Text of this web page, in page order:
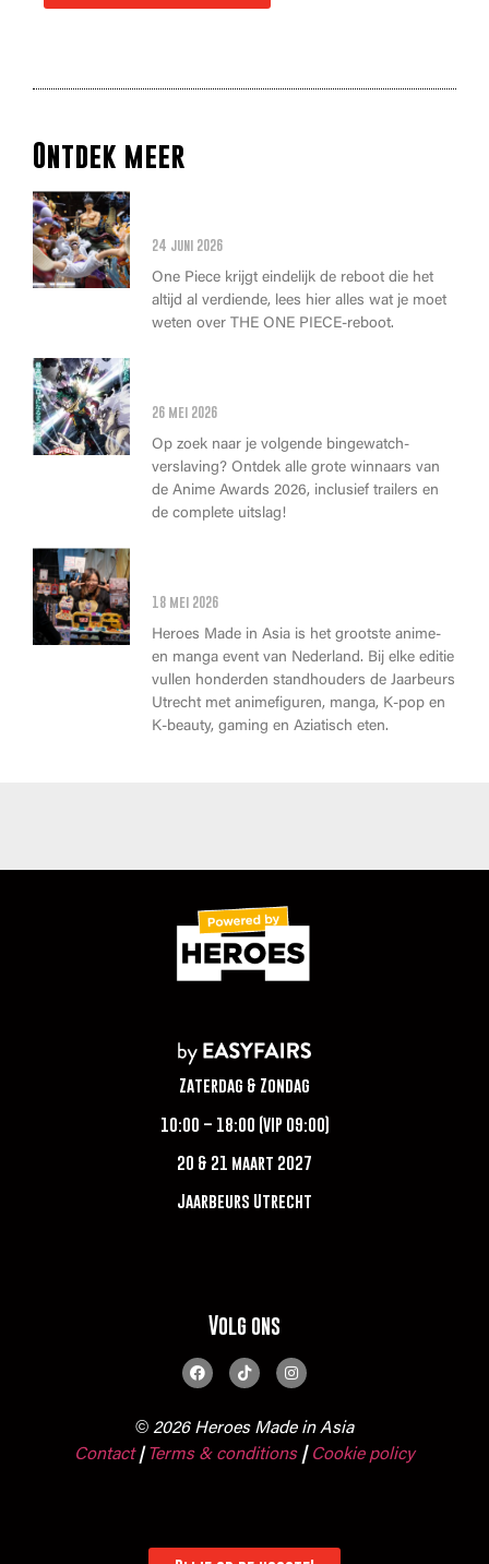
Ontdek meer
24 juni 2026
One Piece krijgt eindelijk de reboot die het
altijd al verdiende, lees hier alles wat je moet
weten over THE ONE PIECE-reboot.
26 mei 2026
Op zoek naar je volgende bingewatch-
verslaving? Ontdek alle grote winnaars van
de Anime Awards 2026, inclusief trailers en
de complete uitslag!
18 mei 2026
Heroes Made in Asia is het grootste anime-
en manga event van Nederland. Bij elke editie
vullen honderden standhouders de Jaarbeurs
Utrecht met animefiguren, manga, K-pop en
K-beauty, gaming en Aziatisch eten.
Zaterdag & Zondag
10:00 – 18:00 (VIP 09:00)
20 & 21 maart 2027
Jaarbeurs Utrecht
Volg ons
© 2026 Heroes Made in Asia
Contact | Terms & conditions | Cookie policy